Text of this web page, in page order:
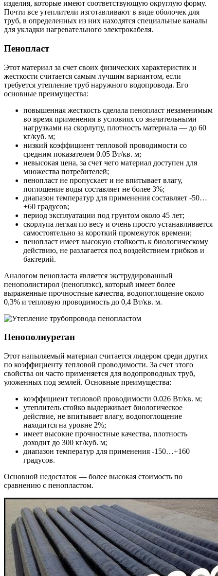
изделия, которые имеют соответствующую округлую форму.
Почти все утеплители изготавливают в виде оболочек для
труб, в определенных из них находятся специальные каналы
для укладки нагревательного электрокабеля.
Пенопласт
Этот материал за счет своих физических характеристик и
жесткости считается самым лучшим вариантом, если
требуется утепление труб наружного водопровода. Его
основные преимущества:
повышенная жесткость сделала пенопласт незаменимым
во время применения в условиях со значительными
нагрузками на скорлупу, плотность материала — до 60
кг/куб. м;
низкий коэффициент тепловой проводимости со
средним показателем 0.05 Вт/кв. м;
невысокая цена, за счет чего материал доступен для
множества потребителей;
пенопласт не пропускает и не впитывает влагу,
поглощение воды составляет не более 3%;
диапазон температур для применения составляет -50…
+60 градусов;
период эксплуатации под грунтом около 45 лет;
скорлупа легкая по весу и очень просто устанавливается
самостоятельно за короткий промежуток времени;
пенопласт имеет высокую стойкость к биологическому
действию, не разлагается под воздействием грибков и
бактерий.
Аналогом пенопласта является экструдированный
пенополистирол (пеноплэкс), который имеет более
выраженные прочностные качества, водопоглощение около
0,3% и тепловую проводимость до 0,4 Вт/кв. м.
Пенополиуретан
Этот напыляемый материал считается лидером среди других
по коэффициенту тепловой проводимости. За счет этого
свойства он часто применяется для водопроводных труб,
уложенных под землей. Основные преимущества:
коэффициент тепловой проводимости 0.026 Вт/кв. м;
утеплитель стойко выдерживает биологическое
действие, не впитывает влагу, водопоглощение
находится на уровне 2%;
имеет высокие прочностные качества, плотность
доходит до 300 кг/куб. м;
диапазон температур для применения -150…+160
градусов.
Основной недостаток — более высокая стоимость по
сравнению с пенопластом.